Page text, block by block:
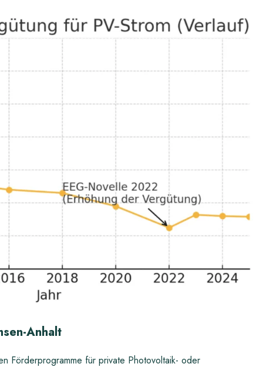
Anhalt
Förderprogramme für private Photovoltaik- oder